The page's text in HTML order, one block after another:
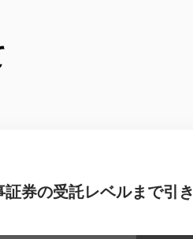
券の受託レベルまで引き